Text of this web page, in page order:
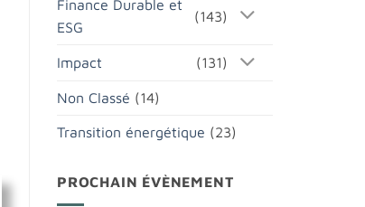
Finance Durable et
ESG
(143)
Impact (131)
Non Classé (14)
Transition énergétique (23)
PROCHAIN ÉVÈNEMENT